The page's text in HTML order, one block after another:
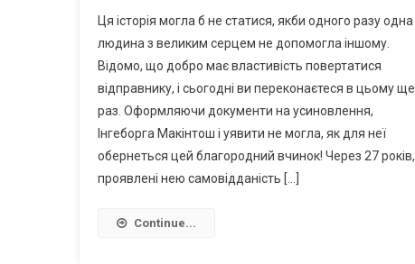
Ця історія могла б не статися, якби одного разу одна
людина з великим серцем не допомогла іншому.
Відомо, що добро має властивість повертатися
відправнику, і сьогодні ви переконаєтеся в цьому ще
раз. Оформляючи документи на усиновлення,
Інгеборга Макінтош і уявити не могла, як для неї
обернеться цей благородний вчинок! Через 27 років,
проявлені нею самовідданість […]
Continue...